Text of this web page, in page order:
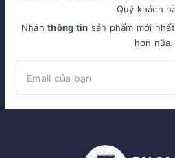
Quý khách
Nhậnthông tin sản phẩm mới
hơn nữa.